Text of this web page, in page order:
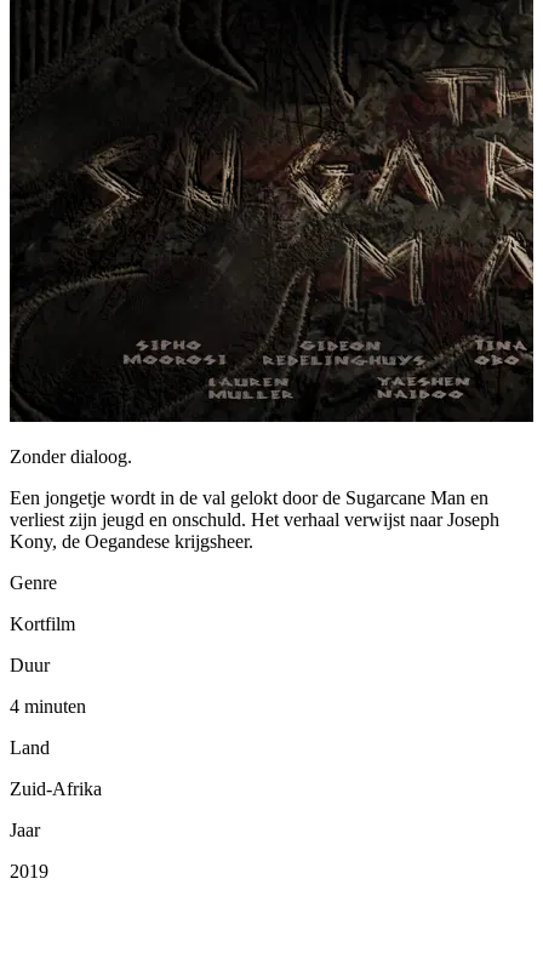
Zonder dialoog.
Een jongetje wordt in de val gelokt door de Sugarcane Man en
verliest zijn jeugd en onschuld. Het verhaal verwijst naar Joseph
Kony, de Oegandese krijgsheer.
Genre
Kortfilm
Duur
4 minuten
Land
Zuid-Afrika
Jaar
2019